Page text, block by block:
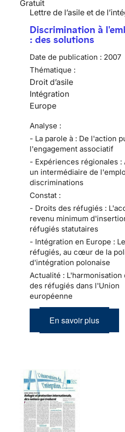
Gratuit
Lettre de l’asile et de
Discrimination à
: des solutions
Date de publication : 2007
Thématique :
Droit d’asile
Intégration
Europe
Analyse :
- La parole à : De l'action
l'engagement associatif
- Expériences régionales :
un intermédiaire de
discriminations
Constat :
- Droits des réfugiés :
revenu minimum
réfugiés statutaires
- Intégration en Europe :
réfugiés, au cœur de la
d'intégration polonaise
Actualité : L'harmonisation
des réfugiés dans l'Union
européenne
En savoir plus